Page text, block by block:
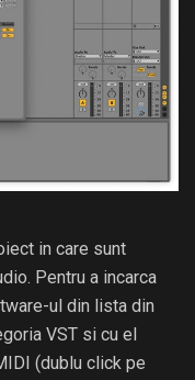
in care sunt
Pentru a incarca
ul din lista din
VST si cu el
(dublu click pe